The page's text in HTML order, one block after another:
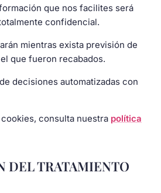
para invitados
que nos facilites será
confidencial.
mientras exista previsión de
que fueron recabados.
decisiones automatizadas con
consulta nuestra política
DEL TRATAMIENTO